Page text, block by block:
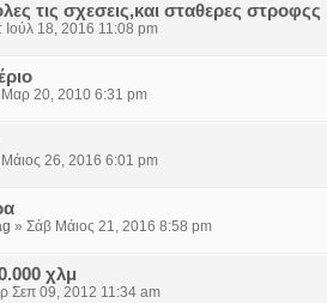
τις σχεσεις,και σταθερες στροφςς
Ιούλ 18, 2016 11:08 pm
20, 2010 6:31 pm
26, 2016 6:01 pm
» Σάβ Μάιος 21, 2016 8:58 pm
χλμ
Σεπ 09, 2012 11:34 am